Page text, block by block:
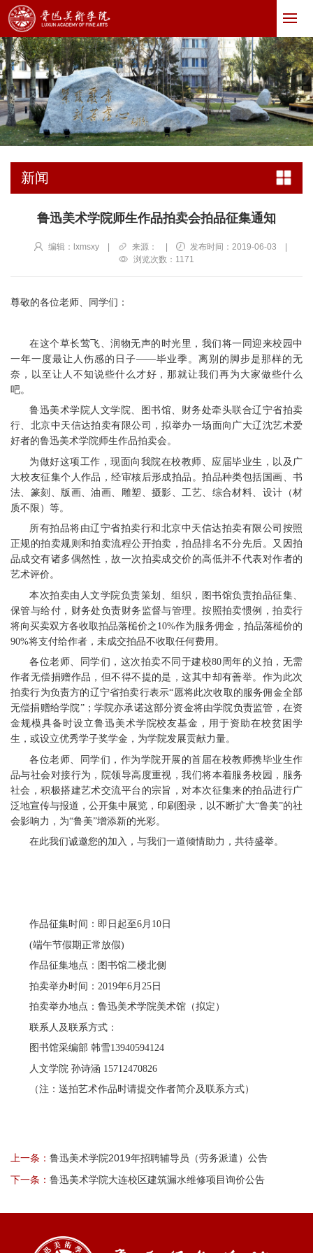
新闻
鲁迅美术学院师生作品拍卖会拍品征集通知
编辑：lxmsxy | 来源： | 发布时间：2019-06-03
|
浏览次数： 1171
尊敬的各位老师、同学们：
在这个草长莺飞、润物无声的时光里，我们将一同迎来校园中
一年一度最让人伤感的日子——毕业季。离别的脚步是那样的无
奈，以至让人不知说些什么才好，那就让我们再为大家做些什么
吧。
鲁迅美术学院人文学院、图书馆、财务处牵头联合辽宁省拍卖
行、北京中天信达拍卖有限公司，拟举办一场面向广大辽沈艺术爱
好者的鲁迅美术学院师生作品拍卖会。
为做好这项工作，现面向我院在校教师、应届毕业生，以及广
大校友征集个人作品，经审核后形成拍品。拍品种类包括国画、书
法、篆刻、版画、油画、雕塑、摄影、工艺、综合材料、设计（材
质不限）等。
所有拍品将由辽宁省拍卖行和北京中天信达拍卖有限公司按照
正规的拍卖规则和拍卖流程公开拍卖，拍品排名不分先后。又因拍
品成交有诸多偶然性，故一次拍卖成交价的高低并不代表对作者的
艺术评价。
本次拍卖由人文学院负责策划、组织，图书馆负责拍品征集、
保管与给付，财务处负责财务监督与管理。按照拍卖惯例，拍卖行
将向买卖双方各收取拍品落槌价之10%作为服务佣金，拍品落槌价的
90%将支付给作者，未成交拍品不收取任何费用。
各位老师、同学们，这次拍卖不同于建校80周年的义拍，无需
作者无偿捐赠作品，但不得不提的是，这其中却有善举。作为此次
拍卖行为负责方的辽宁省拍卖行表示“愿将此次收取的服务佣金全部
无偿捐赠给学院”；学院亦承诺这部分资金将由学院负责监管，在资
金规模具备时设立鲁迅美术学院校友基金，用于资助在校贫困学
生，或设立优秀学子奖学金，为学院发展贡献力量。
各位老师、同学们，作为学院开展的首届在校教师携毕业生作
品与社会对接行为，院领导高度重视，我们将本着服务校园，服务
社会，积极搭建艺术交流平台的宗旨，对本次征集来的拍品进行广
泛地宣传与报道，公开集中展览，印刷图录，以不断扩大“鲁美”的社
会影响力，为“鲁美”增添新的光彩。
在此我们诚邀您的加入，与我们一道倾情助力，共待盛举。
作品征集时间：即日起至6月10日
(端午节假期正常放假)
作品征集地点：图书馆二楼北侧
拍卖举办时间：2019年6月25日
拍卖举办地点：鲁迅美术学院美术馆（拟定）
联系人及联系方式：
图书馆采编部 韩雪13940594124
人文学院 孙诗涵 15712470826
（注：送拍艺术作品时请提交作者简介及联系方式）
上一条： 鲁迅美术学院2019年招聘辅导员（劳务派遣）公告
下一条： 鲁迅美术学院大连校区建筑漏水维修项目询价公告